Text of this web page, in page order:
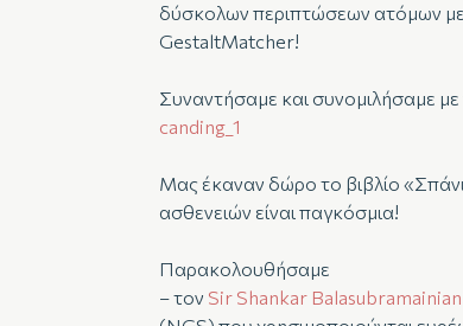
δύσκολων περιπτώσεων ατόμων με
GestaltMatcher!
Συναντήσαμε και συνομιλήσαμε
canding_1
Μας έκαναν δώρο το βιβλίο
ασθενειών είναι παγκόσμια!
Παρακολουθήσαμε
– τον Sir Shankar